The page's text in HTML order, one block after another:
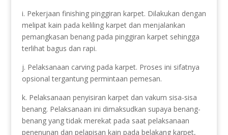
i. Pekerjaan finishing pinggiran karpet. Dilakukan dengan
melipat kain pada keliling karpet dan menjalankan
pemangkasan benang pada pinggiran karpet sehingga
terlihat bagus dan rapi.
j. Pelaksanaan carving pada karpet. Proses ini sifatnya
opsional tergantung permintaan pemesan.
k. Pelaksanaan penyisiran karpet dan vakum sisa-sisa
benang. Pelaksanaan ini dimaksudkan supaya benang-
benang yang tidak merekat pada saat pelaksanaan
penenunan dan pelapisan kain pada belakang karpet,